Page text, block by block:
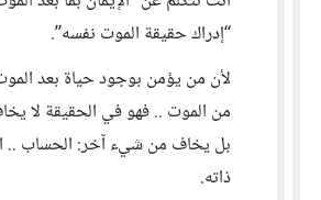
“إدراك حقيقة الموت نفسه”.
لأن من يؤمن بوجود حياة بعد
من الموت .. فهو في الحقيقة لا
بل يخاف من شيء آخر: الحساب ..
ذاته.